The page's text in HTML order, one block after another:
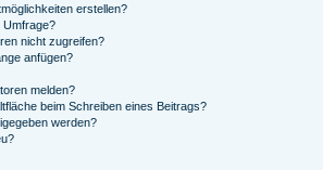
erstellen?
Umfrage?
nicht zugreifen?
anfügen?
melden?
beim Schreiben eines Beitrags?
werden?